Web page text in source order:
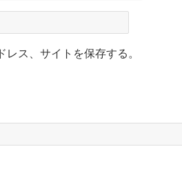
ス、サイトを保存する。